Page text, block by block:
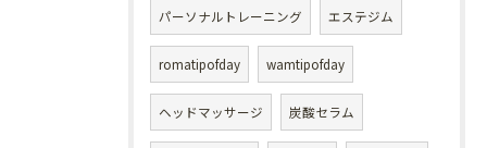
パーソナルトレーニング エステジム
romatipofday wamtipofday
ヘッドマッサージ 炭酸セラム